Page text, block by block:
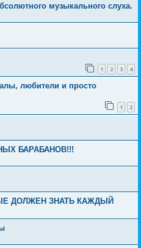
музыкального слуха.
1 2 3 4
любители и просто
1 2
БАРАБАНОВ!!!
ДОЛЖЕН ЗНАТЬ КАЖДЫЙ